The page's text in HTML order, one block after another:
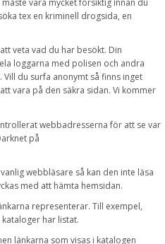
måste vara mycket försiktig innan du
tex en kriminell drogsida, en
att veta vad du har besökt. Din
loggarna med polisen och andra
. Vill du surfa anonymt så finns inget
vara på den säkra sidan. Vi kommer
webbadresserna för att se var
på
vanligwebbläsare så kan den inte läsa
med att hämta hemsidan.
representerar. Till exempel,
kataloger har listat.
länkarna som visas i katalogen